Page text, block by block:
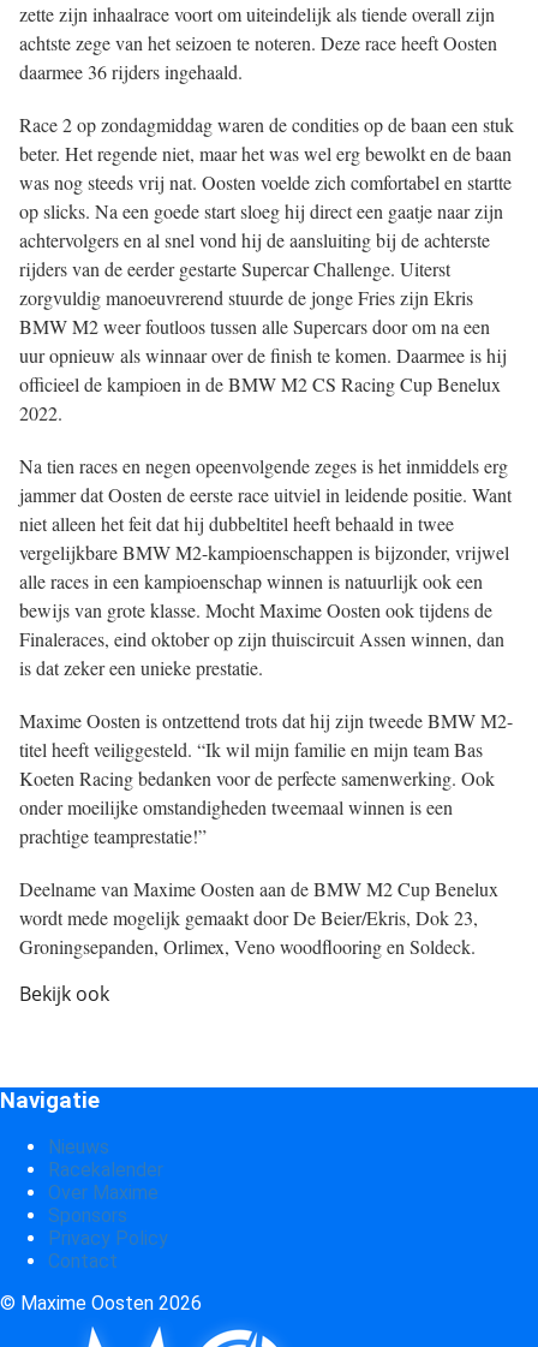
zette zijn inhaalrace voort om uiteindelijk als tiende overall zijn
achtste zege van het seizoen te noteren. Deze race heeft Oosten
daarmee 36 rijders ingehaald.
Race 2 op zondagmiddag waren de condities op de baan een stuk
beter. Het regende niet, maar het was wel erg bewolkt en de baan
was nog steeds vrij nat. Oosten voelde zich comfortabel en startte
op slicks. Na een goede start sloeg hij direct een gaatje naar zijn
achtervolgers en al snel vond hij de aansluiting bij de achterste
rijders van de eerder gestarte Supercar Challenge. Uiterst
zorgvuldig manoeuvrerend stuurde de jonge Fries zijn Ekris
BMW M2 weer foutloos tussen alle Supercars door om na een
uur opnieuw als winnaar over de finish te komen. Daarmee is hij
officieel de kampioen in de BMW M2 CS Racing Cup Benelux
2022.
Na tien races en negen opeenvolgende zeges is het inmiddels erg
jammer dat Oosten de eerste race uitviel in leidende positie. Want
niet alleen het feit dat hij dubbeltitel heeft behaald in twee
vergelijkbare BMW M2-kampioenschappen is bijzonder, vrijwel
alle races in een kampioenschap winnen is natuurlijk ook een
bewijs van grote klasse. Mocht Maxime Oosten ook tijdens de
Finaleraces, eind oktober op zijn thuiscircuit Assen winnen, dan
is dat zeker een unieke prestatie.
Maxime Oosten is ontzettend trots dat hij zijn tweede BMW M2-
titel heeft veiliggesteld. “Ik wil mijn familie en mijn team Bas
Koeten Racing bedanken voor de perfecte samenwerking. Ook
onder moeilijke omstandigheden tweemaal winnen is een
prachtige teamprestatie!”
Deelname van Maxime Oosten aan de BMW M2 Cup Benelux
wordt mede mogelijk gemaakt door De Beier/Ekris, Dok 23,
Groningsepanden, Orlimex, Veno woodflooring en Soldeck.
Bekijk ook
Navigatie
Nieuws
Racekalender
Over Maxime
Sponsors
Privacy Policy
Contact
© Maxime Oosten 2026